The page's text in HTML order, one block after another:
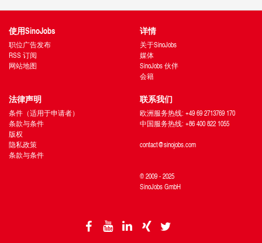
使用SinoJobs
职位广告发布
RSS 订阅
网站地图
详情
关于SinoJobs
媒体
SinoJobs 伙伴
会籍
法律声明
条件（适用于申请者）
条款与条件
版权
隐私政策
条款与条件
联系我们
欧洲服务热线: +49 69 2713769 170
中国服务热线: +86 400 822 1055
contact@sinojobs.com
© 2009 - 2025
SinoJobs GmbH